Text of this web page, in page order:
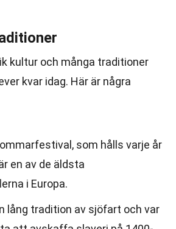
kultur och många traditioner
kvar idag. Här är några
som hålls varje år
en av de äldsta
i Europa.
lång tradition av sjöfart och var